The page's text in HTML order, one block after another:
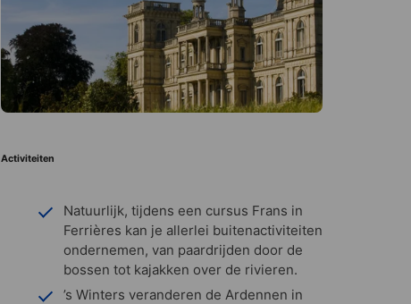
Activiteiten
Natuurlijk, tijdens een cursus Frans in
Ferrières kan je allerlei buitenactiviteiten
ondernemen, van paardrijden door de
bossen tot kajakken over de rivieren.
’s Winters veranderen de Ardennen in